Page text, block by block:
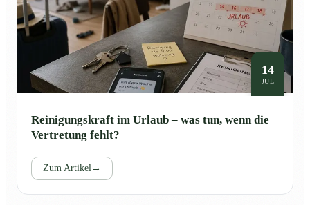
14
JUL
Reinigungskraft im Urlaub – was tun, wenn die
Vertretung fehlt?
Zum Artikel→